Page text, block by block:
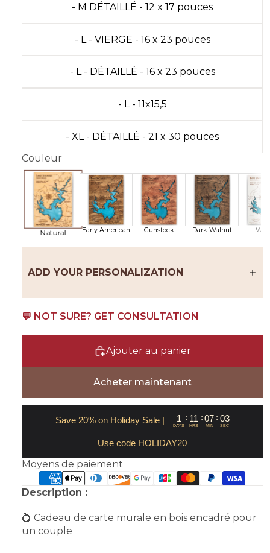
- M DÉTAILLÉ - 12 x 17 pouces
- L - VIERGE - 16 x 23 pouces
- L - DÉTAILLÉ - 16 x 23 pouces
- L - 11x15,5
- XL - DÉTAILLÉ - 21 x 30 pouces
Couleur
Natural Early American Gunstock Dark Walnut
ADD YOUR PERSONALIZATION
💬 NOT SURE? GET CONSULTATION
Ajouter au panier
Acheter maintenant
Save 20% on Holiday Sale | 1 : 11 : 07 : 03
DAYS HRS MIN SEC
Use code HOLIDAY20
Moyens de paiement
Description :
💍 Cadeau de carte murale en bois encadré pour
un couple